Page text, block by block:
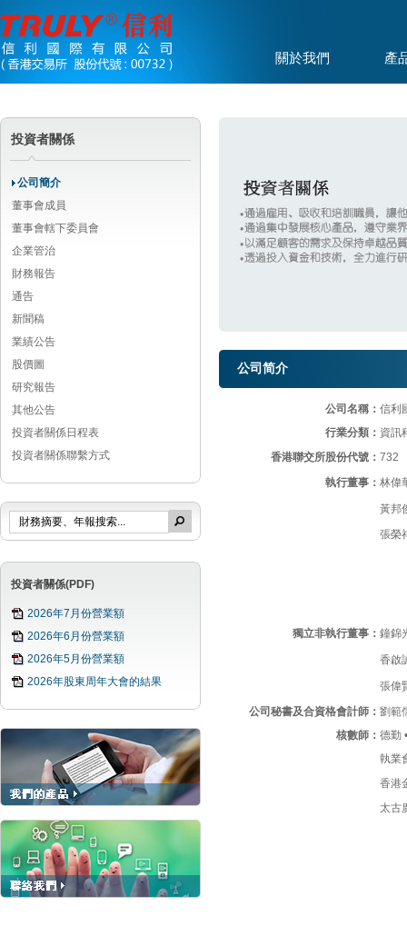
關於我們 產
投資者關係
公司簡介
董事會成員
董事會轄下委員會
企業管治
財務報告
通告
新聞稿
業績公告
股價圖
研究報告
其他公告
投資者關係日程表
投資者關係聯繫方式
投資者關係(PDF)
2026年7月份營業額
2026年6月份營業額
2026年5月份營業額
2026年股東周年大會的結果
公司简介
公司名稱： 信利
行業分類： 資訊
香港聯交所股份代號： 732
執行董事： 林偉
黃邦
張榮
獨立非執行董事： 鐘錦
香啟
張偉
公司秘書及合資格會計師： 劉範
核數師： 德勤
執業
香港
太古